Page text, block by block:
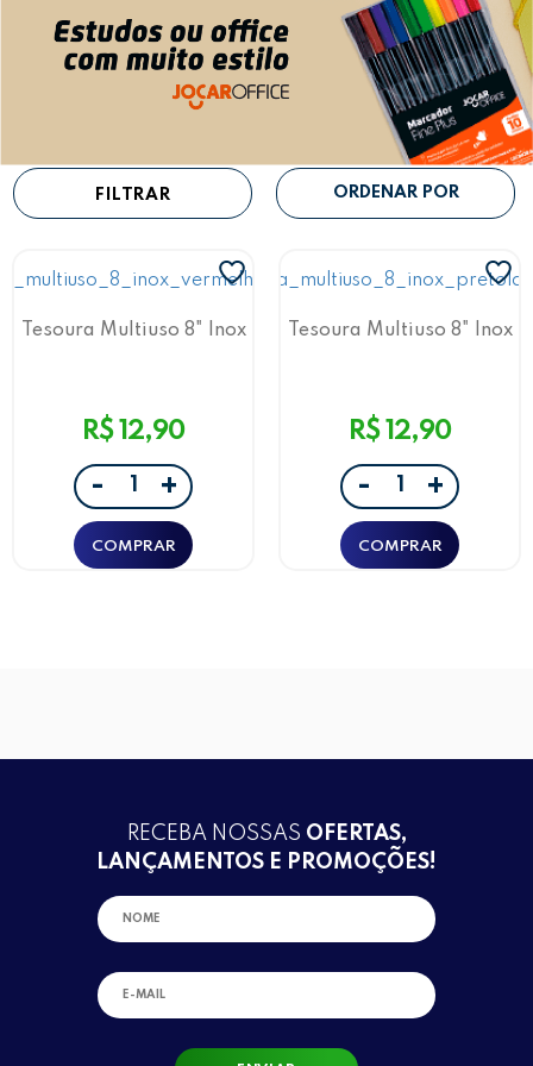
FILTRAR
Tesoura Multiuso 8" Inox
R$ 12,90
- +
Tesoura Multiuso 8" Inox
R$ 12,90
- +
RECEBA NOSSAS OFERTAS,
LANÇAMENTOS E PROMOÇÕES!